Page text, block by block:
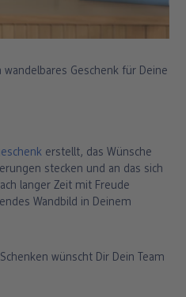
Geschenk für Deine
erstellt, das Wünsche
stecken und an das sich
langer Zeit mit Freude
Wandbild in Deinem
wünscht Dir Dein Team